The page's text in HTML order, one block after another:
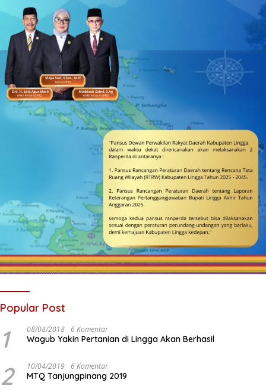
Popular Post
1 08/08/2018 6 Komentar
Wagub Yakin Pertanian di Lingga Akan Berhasil
2 10/04/2019 6 Komentar
MTQ Tanjungpinang 2019